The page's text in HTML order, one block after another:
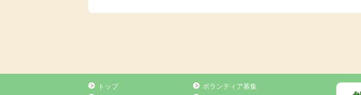
トップ
ボランティア募集